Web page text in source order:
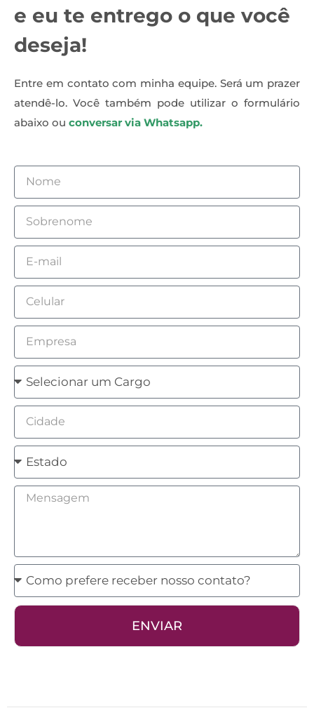
e eu te entrego o que você
deseja!
Entre em contato com minha equipe. Será um prazer
atendê-lo. Você também pode utilizar o formulário
abaixo ou conversar via Whatsapp.
Nome
Sobrenome
Email
Celular
Empresa
Cargo
Cidade
Estado
Mensagem
Como
prefere
receber
contato?
ENVIAR